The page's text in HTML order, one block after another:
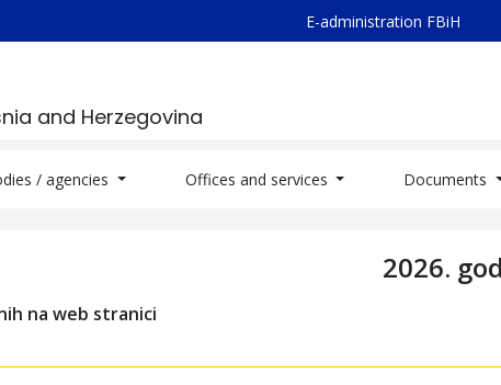
E-administration FBiH
and Herzegovina
/ agencies Offices and services Documents
2026.
na web stranici